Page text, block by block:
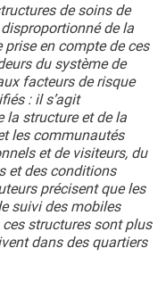
de soins de
de la
en compte de ces
du système de
facteurs de risque
: il s’agit
la structure et de la
les communautés
et de visiteurs, du
et des conditions
précisent que les
suivi des mobiles
structures sont plus
dans des quartiers